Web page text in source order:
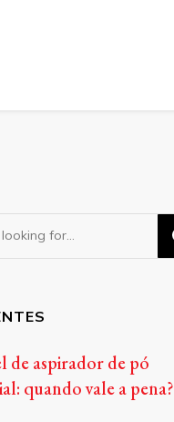
de aspirador de pó
quando vale a pena?